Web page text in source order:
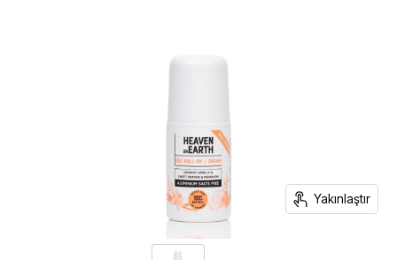
Yakınlaştır